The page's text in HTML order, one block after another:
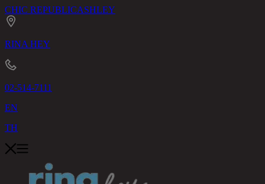
CHIC REPUBLICASHLEY
RINA HEY
02-514-7111
EN
TH